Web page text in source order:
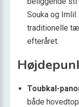
Souka og
traditionelle
efteråret.
Toubkal-
både